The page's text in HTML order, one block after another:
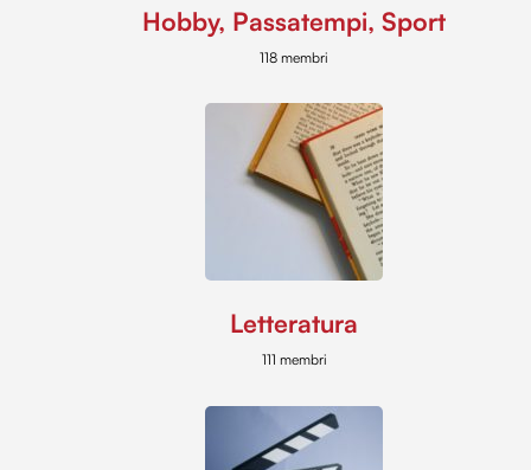
Hobby, Passatempi, Sport
118 membri
Letteratura
111 membri